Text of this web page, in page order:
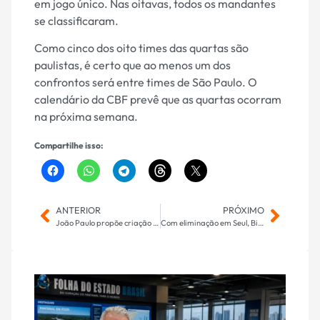
em jogo único. Nas oitavas, todos os mandantes
se classificaram.
Como cinco dos oito times das quartas são
paulistas, é certo que ao menos um dos
confrontos será entre times de São Paulo. O
calendário da CBF prevê que as quartas ocorram
na próxima semana.
Compartilhe isso:
ANTERIOR
João Paulo propõe criação da Casa do Atendimento ao Cidadão em Caarapó
PRÓXIMO
Com eliminação em Seul, Bia Haddad terá queda no ranking mundial